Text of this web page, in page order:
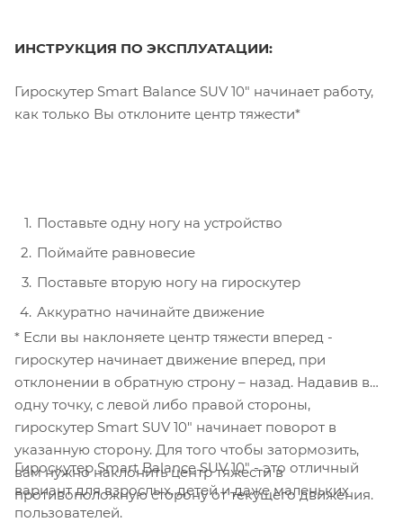
ИНСТРУКЦИЯ ПО ЭКСПЛУАТАЦИИ:
Гироскутер Smart Balance SUV 10" начинает работу,
как только Вы отклоните центр тяжести*
Поставьте одну ногу на устройство
Поймайте равновесие
Поставьте вторую ногу на гироскутер
Аккуратно начинайте движение
* Если вы наклоняете центр тяжести вперед -
гироскутер начинает движение вперед, при
отклонении в обратную строну – назад. Надавив в
одну точку, с левой либо правой стороны,
гироскутер Smart SUV 10" начинает поворот в
указанную сторону. Для того чтобы затормозить,
вам нужно наклонить центр тяжести в
противоположную сторону от текущего движения.
Гироскутер Smart Balance SUV 10" - это отличный
вариант для взрослых, детей и даже маленьких
пользователей.